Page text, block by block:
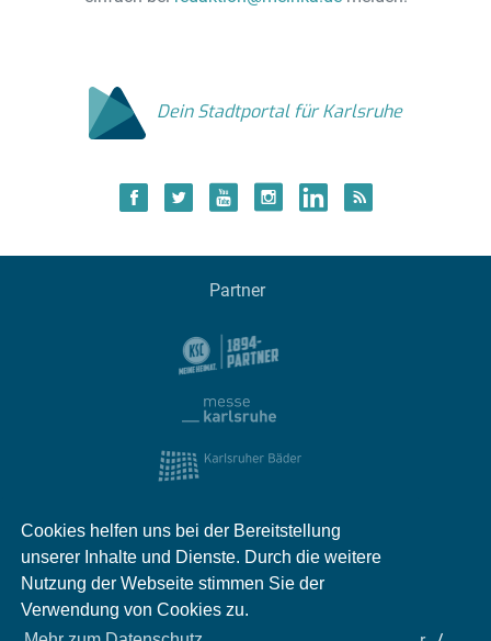
Cookies helfen uns bei der Bereitstellung
unserer Inhalte und Dienste. Durch die weitere
Nutzung der Webseite stimmen Sie der
Verwendung von Cookies zu.
Dein Stadtportal für Karlsruhe
Partner